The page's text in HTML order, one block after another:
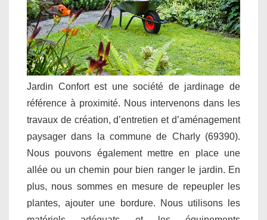
Jardin Confort est une société de jardinage de
référence à proximité. Nous intervenons dans les
travaux de création, d’entretien et d’aménagement
paysager dans la commune de Charly (69390).
Nous pouvons également mettre en place une
allée ou un chemin pour bien ranger le jardin. En
plus, nous sommes en mesure de repeupler les
plantes, ajouter une bordure. Nous utilisons les